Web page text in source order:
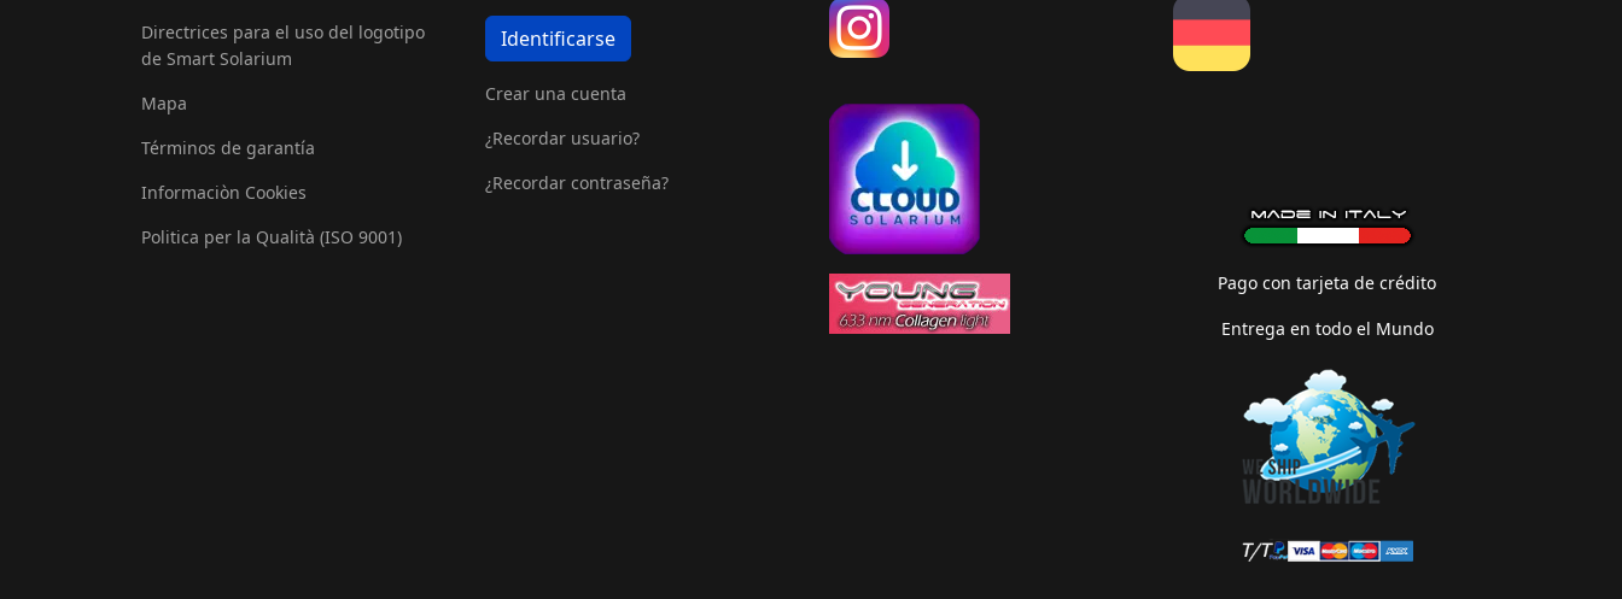
Directrices para el uso del logotipo
de Smart Solarium
Mapa
Términos de garantía
Informaciòn Cookies
Politica per la Qualità (ISO 9001)
Identificarse
Crear una cuenta
¿Recordar usuario?
¿Recordar contraseña?
Pago con tarjeta de crédito
Entrega en todo el Mundo